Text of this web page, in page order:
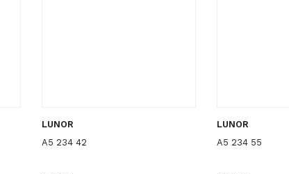
LUNOR
A5 234 42
LUNOR
A5 234 55